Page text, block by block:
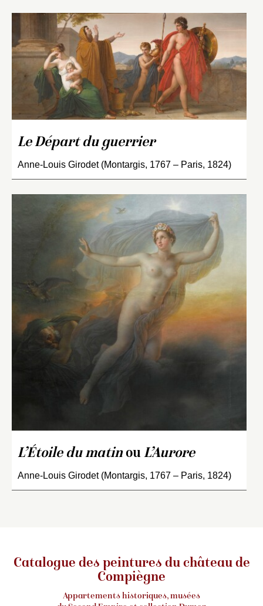
Le Départ du guerrier
Anne-Louis Girodet (Montargis, 1767 – Paris, 1824)
L’Étoile du matinou L’Aurore
Anne-Louis Girodet (Montargis, 1767 – Paris, 1824)
Catalogue des peintures du château de
Compiègne
Appartements historiques, musées